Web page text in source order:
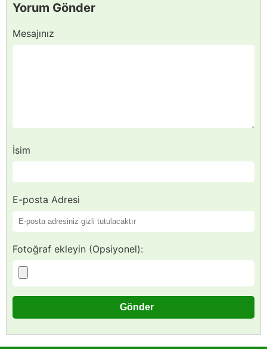
Yorum Gönder
Mesajınız
İsim
E-posta Adresi
Fotoğraf ekleyin (Opsiyonel):